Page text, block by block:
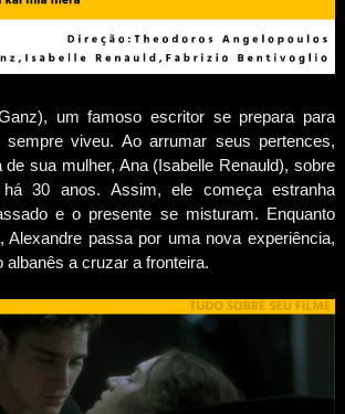
um famoso escritor se prepara para
viveu. Ao arrumar seus pertences,
sua mulher, Ana (Isabelle Renauld), sobre
30 anos. Assim, ele começa estranha
e o presente se misturam. Enquanto
Alexandre passa por uma nova experiência,
albanês a cruzar a fronteira.